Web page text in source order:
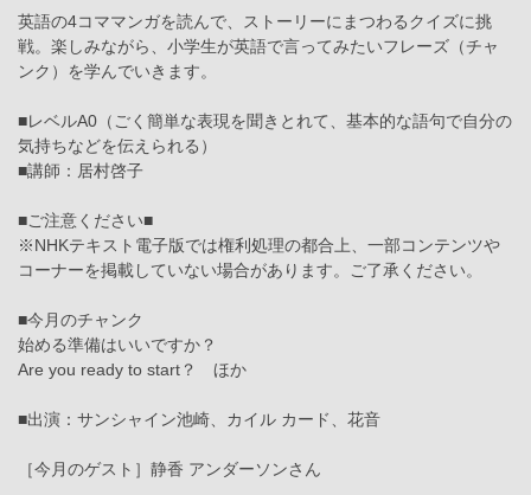
英語の4コママンガを読んで、ストーリーにまつわるクイズに挑
戦。楽しみながら、小学生が英語で言ってみたいフレーズ（チャ
ンク）を学んでいきます。
■レベルA0（ごく簡単な表現を聞きとれて、基本的な語句で自分の
気持ちなどを伝えられる）
■講師：居村啓子
■ご注意ください■
※NHKテキスト電子版では権利処理の都合上、一部コンテンツや
コーナーを掲載していない場合があります。ご了承ください。
■今月のチャンク
始める準備はいいですか？
Are you ready to start？ ほか
■出演：サンシャイン池崎、カイル カード、花音
［今月のゲスト］静香 アンダーソンさん